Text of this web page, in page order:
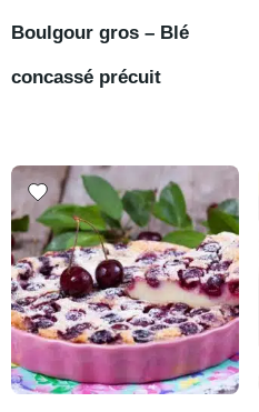
Boulgour gros – Blé
concassé précuit